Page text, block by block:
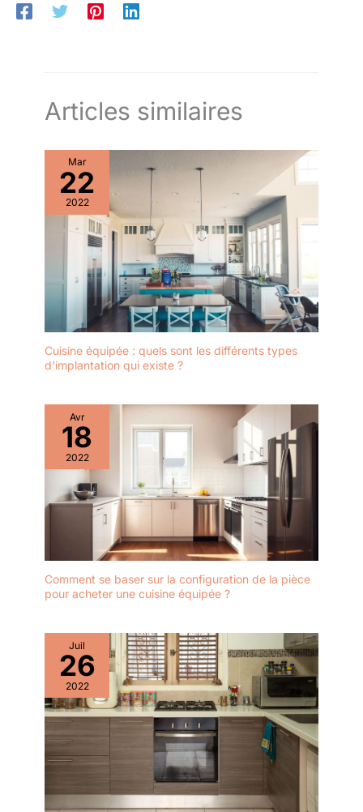
Articles similaires
Mar
22
2022
Cuisine équipée : quels sont les différents types
d’implantation qui existe ?
Avr
18
2022
Comment se baser sur la configuration de la pièce
pour acheter une cuisine équipée ?
Juil
26
2022